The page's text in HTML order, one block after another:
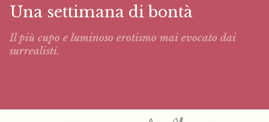
Una settimana di bontà
Il più cupo e luminoso erotismo mai evocato dai
surrealisti.